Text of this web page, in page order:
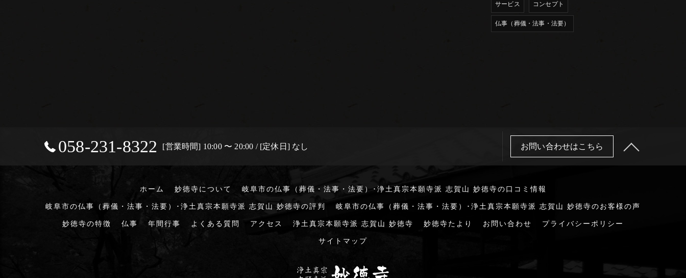
サービス コンセプト
仏事（葬儀・法事・法要）
058-231-8322 [営業時間] 10:00 〜 20:00 / [定休日] なし お問い合わせはこちら
ホーム 妙徳寺について 岐阜市の仏事（葬儀・法事・法要）･浄土真宗本願寺派 志賀山 妙徳寺の口コミ情報
岐阜市の仏事（葬儀・法事・法要）･浄土真宗本願寺派 志賀山 妙徳寺の評判 岐阜市の仏事（葬儀・法事・法要）･浄土真宗本願寺派 志賀山 妙徳寺のお客様の声
妙徳寺の特徴 仏事 年間行事 よくある質問 アクセス 浄土真宗本願寺派 志賀山 妙徳寺 妙徳寺たより お問い合わせ プライバシーポリシー
サイトマップ